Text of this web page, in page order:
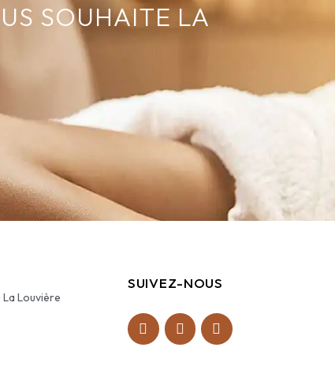
SOUHAITE LA
Louvière
SUIVEZ-NOUS